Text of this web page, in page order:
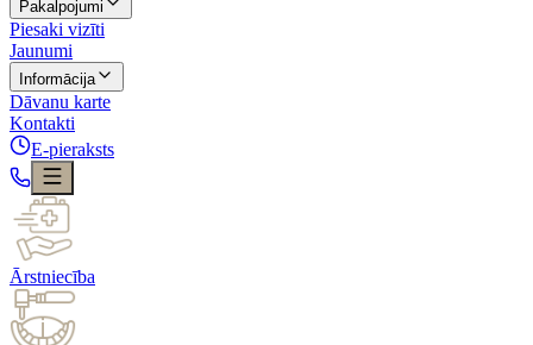
Pakalpojumi
Piesaki vizīti
Jaunumi
Informācija
Dāvanu karte
Kontakti
E-pieraksts
Ārstniecība